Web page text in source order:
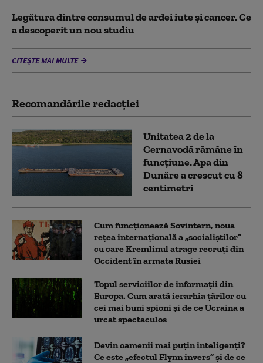
Legătura dintre consumul de ardei iute și cancer. Ce
a descoperit un nou studiu
CITEȘTE MAI MULTE
Recomandările redacţiei
Unitatea 2 de la
Cernavodă rămâne în
funcțiune. Apa din
Dunăre a crescut cu 8
centimetri
Cum funcționează Sovintern, noua
rețea internațională a „socialiștilor”
cu care Kremlinul atrage recruți din
Occident în armata Rusiei
Topul serviciilor de informații din
Europa. Cum arată ierarhia țărilor cu
cei mai buni spioni și de ce Ucraina a
urcat spectaculos
Devin oamenii mai puțin inteligenți?
Ce este „efectul Flynn invers” și de ce